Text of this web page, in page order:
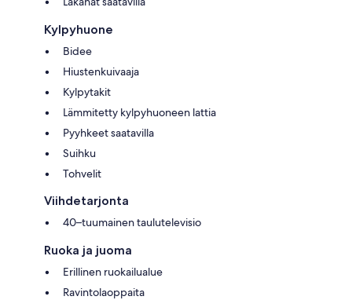
Kylpyhuone
Bidee
Hiustenkuivaaja
Kylpytakit
Lämmitetty kylpyhuoneen lattia
Pyyhkeet saatavilla
Suihku
Tohvelit
Viihdetarjonta
40–tuumainen taulutelevisio
Ruoka ja juoma
Erillinen ruokailualue
Ravintolaoppaita